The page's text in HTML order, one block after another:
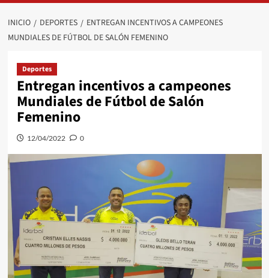
INICIO DEPORTES
ENTREGAN INCENTIVOS A CAMPEONES
MUNDIALES DE FÚTBOL DE SALÓN FEMENINO
Deportes
Entregan incentivos a campeones
Mundiales de Fútbol de Salón
Femenino
12/04/2022 0